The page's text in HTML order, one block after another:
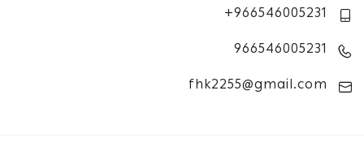
+966546005231
966546005231
fhk2255@gmail.com